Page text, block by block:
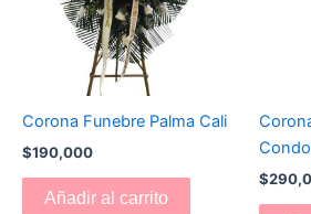
Corona Funebre Palma Cali
$190,000
Añadir al carrito
$